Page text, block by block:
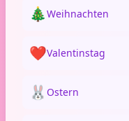
🎄Weihnachten
❤️Valentinstag
🐰 Ostern